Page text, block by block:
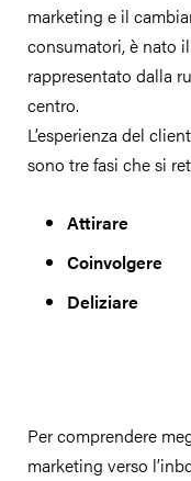
marketing e il
consumatori, è nato
rappresentato dalla
centro.
L’esperienza del
sono tre fasi che si
Attirare
Coinvolgere
Deliziare
Per comprendere
marketing verso